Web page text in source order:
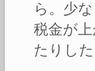
ら。少
税金が
たりした